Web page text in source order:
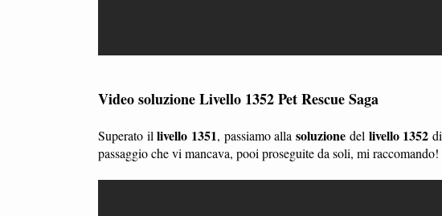
Video soluzione Livello 1352 Pet Rescue Saga
Superato illivello 1351, passiamo allasoluzione del livello 1352 di
passaggio che vi mancava, pooi proseguite da soli, mi raccomando!